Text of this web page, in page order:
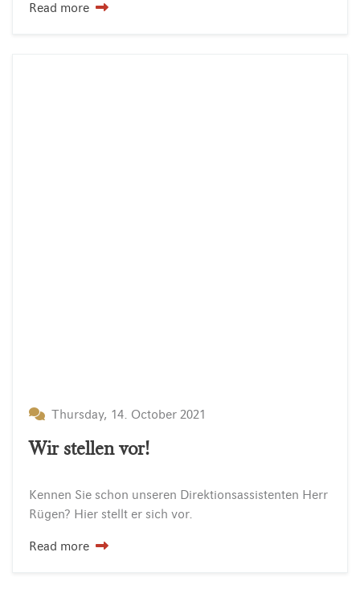
Read more
Thursday, 14. October 2021
Wir stellen vor!
Kennen Sie schon unseren Direktionsassistenten Herr
Rügen? Hier stellt er sich vor.
Read more